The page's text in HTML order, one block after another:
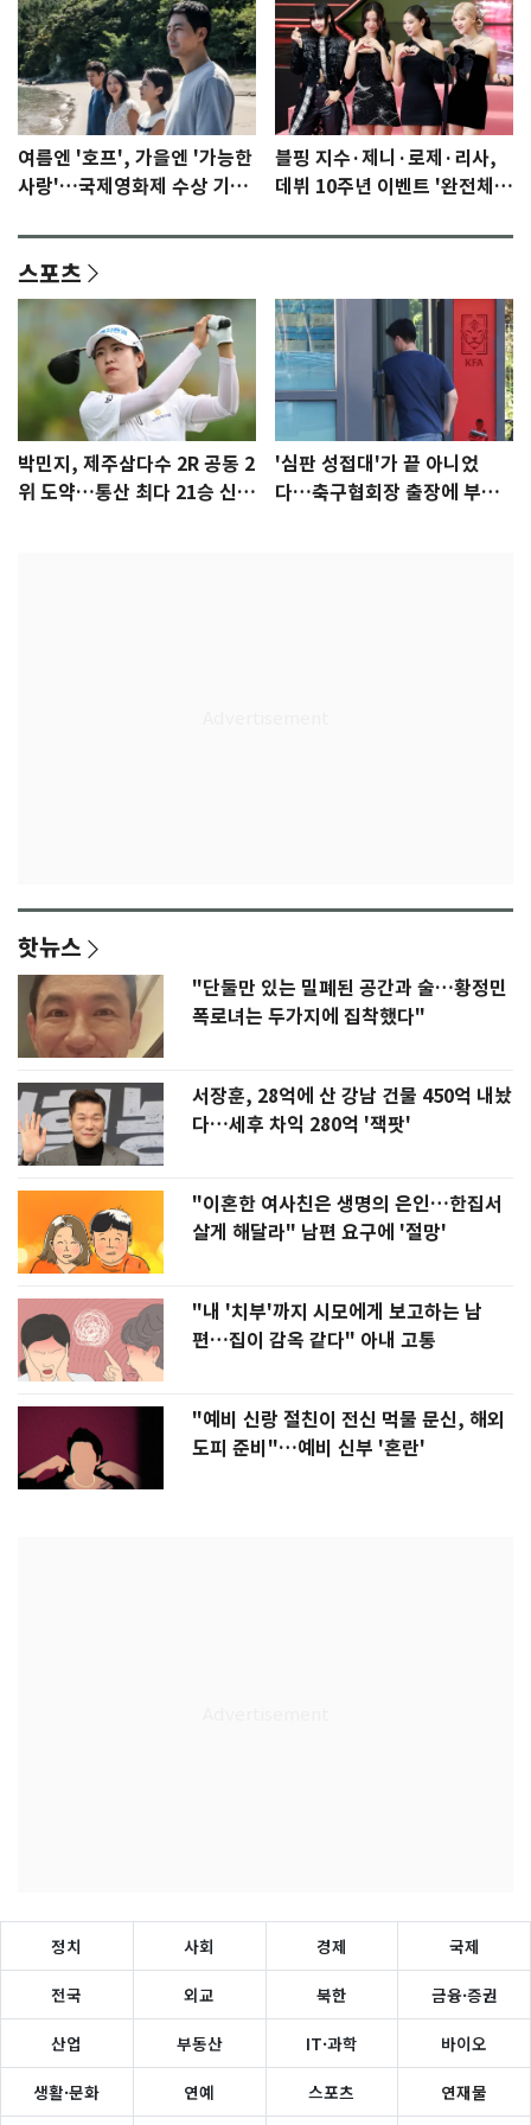
여름엔 '호프', 가을엔 '가능한
사랑'…국제영화제 수상 기대
블핑 지수·제니·로제·리사,
데뷔 10주년 이벤트 '완전체'
스포츠
박민지, 제주삼다수 2R 공동 2
위 도약…통산 최다 21승 신기
'심판 성접대'가 끝 아니었
다…축구협회장 출장에 부인
핫뉴스
"단둘만 있는 밀폐된 공간과 술…황정민
폭로녀는 두가지에 집착했다"
서장훈, 28억에 산 강남 건물 450억 내놨
다…세후 차익 280억 '잭팟'
"이혼한 여사친은 생명의 은인…한집서
살게 해달라" 남편 요구에 '절망'
"내 '치부'까지 시모에게 보고하는 남
편…집이 감옥 같다" 아내 고통
"예비 신랑 절친이 전신 먹물 문신, 해외
도피 준비"…예비 신부 '혼란'
정치 사회 경제 국제
전국 외교 북한 금융·증권
산업 부동산 IT·과학 바이오
생활·문화 연예 스포츠 연재물